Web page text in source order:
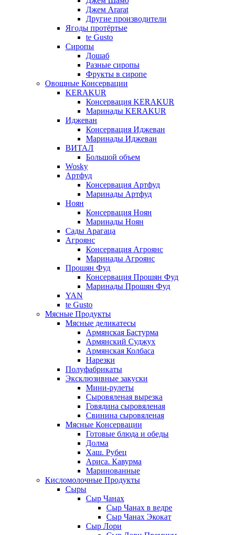
Джем Ararat
Другие производители
Ягоды протёртые
te Gusto
Сиропы
Дошаб
Разные сиропы
Фрукты в сиропе
Овощные Консервации
KERAKUR
Консервация KERAKUR
Маринады KERAKUR
Иджеван
Консервация Иджеван
Маринады Иджеван
ВИТАЛ
Большой объем
Wosky
Артфуд
Консервация Артфуд
Маринады Артфуд
Ноян
Консервация Ноян
Маринады Ноян
Сады Арагаца
Агроянс
Консервация Агроянс
Маринады Агроянс
Прошян Фуд
Консервация Прошян Фуд
Маринады Прошян Фуд
YAN
te Gusto
Мясные Продукты
Мясные деликатесы
Армянская Бастурма
Армянский Суджух
Армянская Колбаса
Нарезки
Полуфабрикаты
Эксклюзивные закуски
Мини-рулеты
Сыровяленая вырезка
Говядина сыровяленая
Свинина сыровяленая
Мясные Консервации
Готовые блюда и обеды
Долма
Хаш. Рубец
Ариса. Кавурма
Маринованные
Кисломолочные Продукты
Сыры
Сыр Чанах
Сыр Чанах в ведре
Сыр Чанах Экокат
Сыр Лори